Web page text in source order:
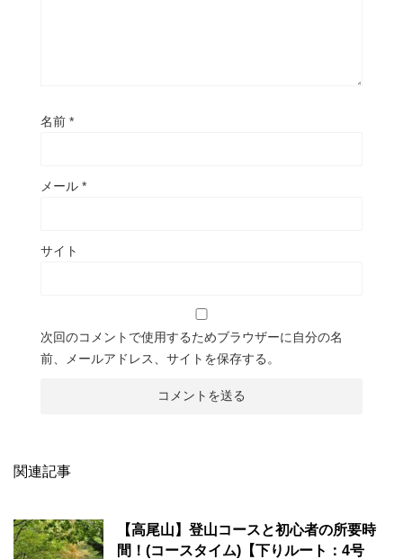
名前 *
メール *
サイト
次回のコメントで使用するためブラウザーに自分の名
前、メールアドレス、サイトを保存する。
関連記事
【高尾山】登山コースと初心者の所要時
間！(コースタイム)【下りルート：4号